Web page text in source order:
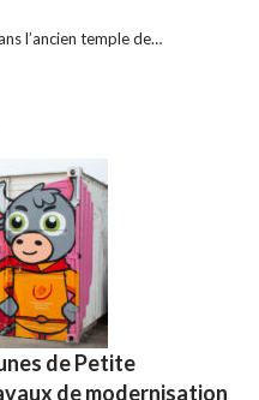
l’ancien temple de…
de Petite
de modernisation